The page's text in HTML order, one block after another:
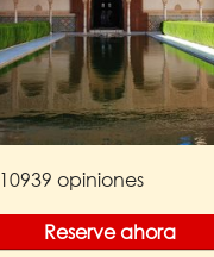
10939 opiniones
Reserve ahora